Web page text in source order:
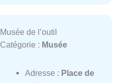
Musée de l’outil
Catégorie : Musée
Adresse : Place de